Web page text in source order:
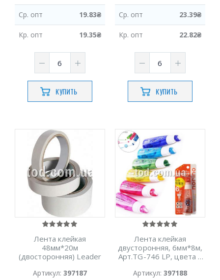
Ср. опт 19.83₴
Кр. опт 19.35₴
КУПИТЬ
Ср. опт 23.39₴
Кр. опт 22.82₴
КУПИТЬ
Лента клейкая
48мм*20м
(двосторонняя) Leader
Артикул: 397187
Лента клейкая
двусторонняя, 6мм*8м,
Арт.TG-746 LP, цвета в
Артикул: 397188